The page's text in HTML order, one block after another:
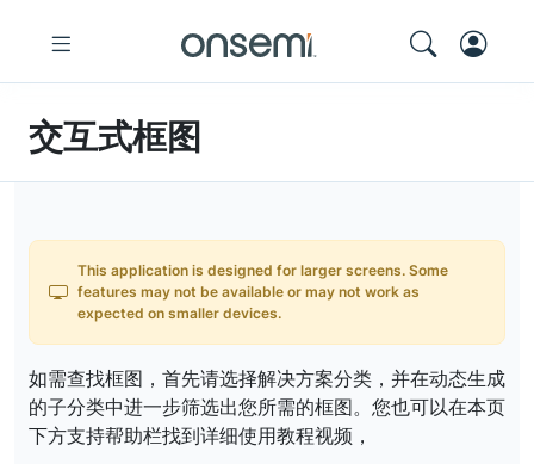
交互式框图
This application is designed for larger screens. Some
features may not be available or may not work as
expected on smaller devices.
如需查找框图，首先请选择解决方案分类，并在动态生成
的子分类中进一步筛选出您所需的框图。您也可以在本页
下方支持帮助栏找到详细使用教程视频，